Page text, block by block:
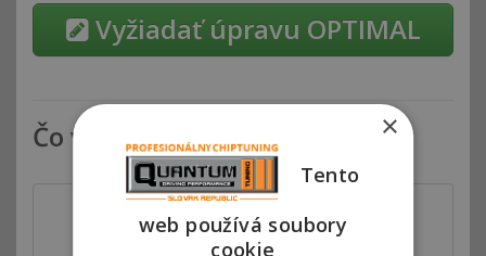
Vyžiadať úpravu OPTIMAL
Čo všetko zahŕňa chiptuning
×
Tento
web používá soubory
cookie